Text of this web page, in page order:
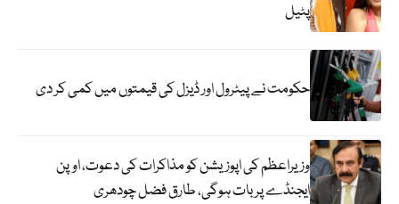
پٹیل
حکومت نے پیٹرول اور ڈیزل کی قیمتوں میں کمی کر دی
وزیراعظم کی اپوزیشن کو مذاکرات کی دعوت، اوپن
ایجنڈے پر بات ہوگی، طارق فضل چودھری